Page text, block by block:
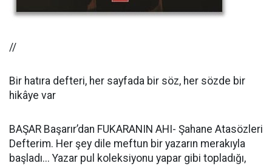
//
Bir hatıra defteri, her sayfada bir söz, her sözde bir
hikâye var
BAŞAR Başarır’dan FUKARANIN AHI- Şahane Atasözleri
Defterim. Her şey dile meftun bir yazarın merakıyla
başladı... Yazar pul koleksiyonu yapar gibi topladığı,